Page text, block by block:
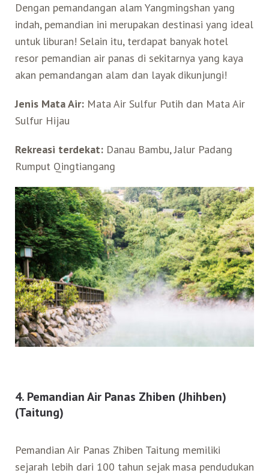
Dengan pemandangan alam Yangmingshan yang
indah, pemandian ini merupakan destinasi yang ideal
untuk liburan! Selain itu, terdapat banyak hotel
resor pemandian air panas di sekitarnya yang kaya
akan pemandangan alam dan layak dikunjungi!
Jenis Mata Air:Mata Air Sulfur Putih dan Mata Air
Sulfur Hijau
Rekreasi terdekat:Danau Bambu, Jalur Padang
Rumput Qingtiangang
4. Pemandian Air Panas Zhiben (Jhihben)
(Taitung)
Pemandian Air Panas Zhiben Taitung memiliki
sejarah lebih dari 100 tahun sejak masa pendudukan